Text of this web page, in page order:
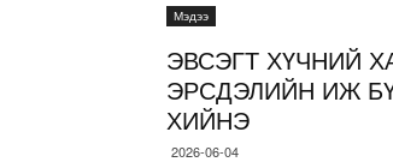
Мэдээ
ЭВСЭГТ ХҮЧНИЙ
ЭРСДЭЛИЙН ИЖ
ХИЙНЭ
2026-06-04